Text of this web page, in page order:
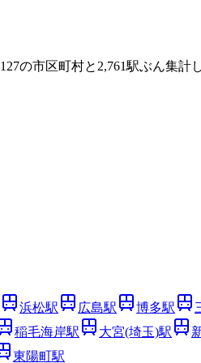
127の市区町村と 2,761駅ぶん集計
浜松駅 広島駅 博多駅
稲毛海岸駅 大宮(埼玉)駅
東陽町駅